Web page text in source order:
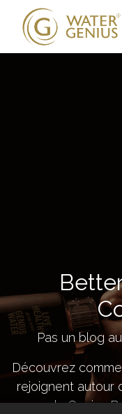
Pas un blog
Découvrez
rejoignent autour
la Genius